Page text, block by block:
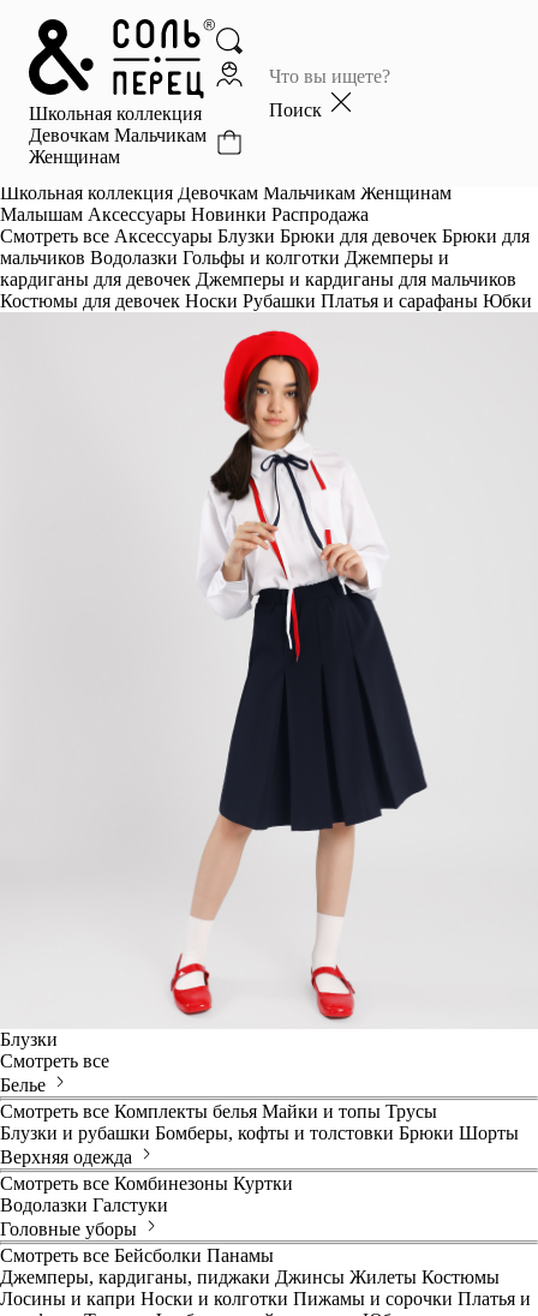
Школьная коллекция
Девочкам Мальчикам
Женщинам
Поиск
Главная
Каталог
Избранное
Школьная коллекция Девочкам Мальчикам Женщинам
Малышам Аксессуары Новинки Распродажа
Смотреть все Аксессуары Блузки Брюки для девочек Брюки для
мальчиков Водолазки Гольфы и колготки Джемперы и
кардиганы для девочек Джемперы и кардиганы для мальчиков
Костюмы для девочек Носки Рубашки Платья и сарафаны Юбки
Блузки
Смотреть все
Белье
Смотреть все Комплекты белья Майки и топы Трусы
Блузки и рубашки Бомберы, кофты и толстовки Брюки Шорты
Верхняя одежда
Смотреть все Комбинезоны Куртки
Водолазки Галстуки
Головные уборы
Смотреть все Бейсболки Панамы
Джемперы, кардиганы, пиджаки Джинсы Жилеты Костюмы
Лосины и капри Носки и колготки Пижамы и сорочки Платья и